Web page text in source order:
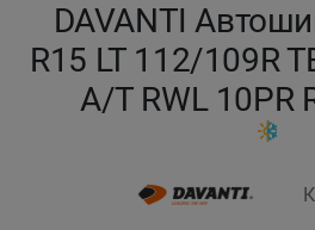
DAVANTI
R15 LT 112/109R
A/T RWL 10PR
Петропавловск